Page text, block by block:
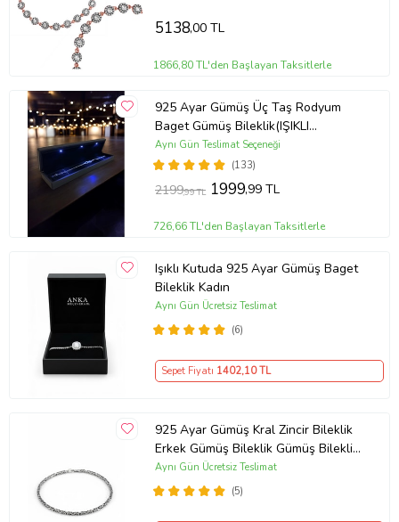
5138,00 TL
1866,80 TL'den Başlayan Taksitlerle
925 Ayar Gümüş Üç Taş Rodyum
Baget Gümüş Bileklik(IŞIKLI
KUTULU)
(133)
Aynı Gün Teslimat Seçeneği
2199,99 TL 1999,99 TL
726,66 TL'den Başlayan Taksitlerle
Işıklı Kutuda 925 Ayar Gümüş Baget
Bileklik Kadın
(6)
Aynı Gün Ücretsiz Teslimat
Sepet Fiyatı 1402,10 TL
925 Ayar Gümüş Kral Zincir Bileklik
Erkek Gümüş Bileklik Gümüş Bileklik
(Çok Renkli)
(5)
Aynı Gün Ücretsiz Teslimat